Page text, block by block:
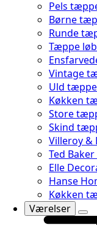
Pels
Børne
Runde
Tæppe
Vintage
Uld
Køkken
Store
Skind
Villeroy
Ted
Elle
Hanse
Køkken
Værelser